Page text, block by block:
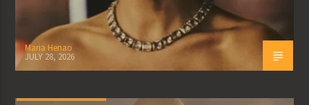
Maria Henao
JULY 28, 2026